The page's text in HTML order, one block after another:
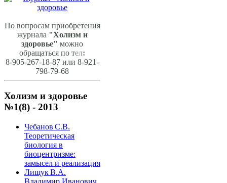
По вопросам приобретения
журнала "Холизм и
здоровье" можно
обращаться по тел:
8-905-267-18-87 или 8-921-
798-79-68
Холизм и здоровье
№1(8) - 2013
Чебанов С.В.
Теоретическая
биология в
биоцентризме:
замысел и реализация
Лищук В.А.
Владимир Иванович